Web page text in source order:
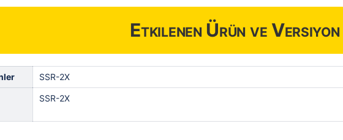
Etkilenen Ürün ve Versiyon
SSR-2X
SSR-2X